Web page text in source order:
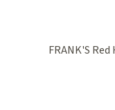
FRANK'S